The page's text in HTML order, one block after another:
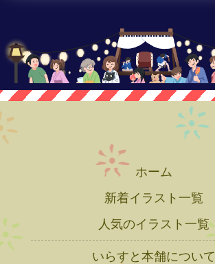
ホーム
新着イラスト一覧
人気のイラスト一覧
いらすと本舗について